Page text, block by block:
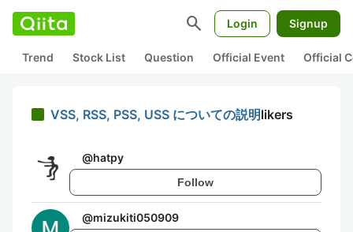
search Login Signup
Trend Stock List Question Official Event Official
VSS, RSS, PSS, USS についての説明likers
@hatpy
Follow
@mizukiti050909